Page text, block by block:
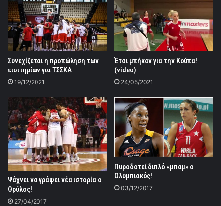
Συνεχίζεται η προπώληση των
εισιτηρίων για ΤΣΣΚΑ
19/12/2021
Έτσι μπήκαν για την Κούπα!
(video)
24/05/2021
Ψάχνει να γράψει νέα ιστορία ο
Θρύλος!
27/04/2017
Πυροδοτεί διπλό «μπαμ» ο
Ολυμπιακός!
03/12/2017